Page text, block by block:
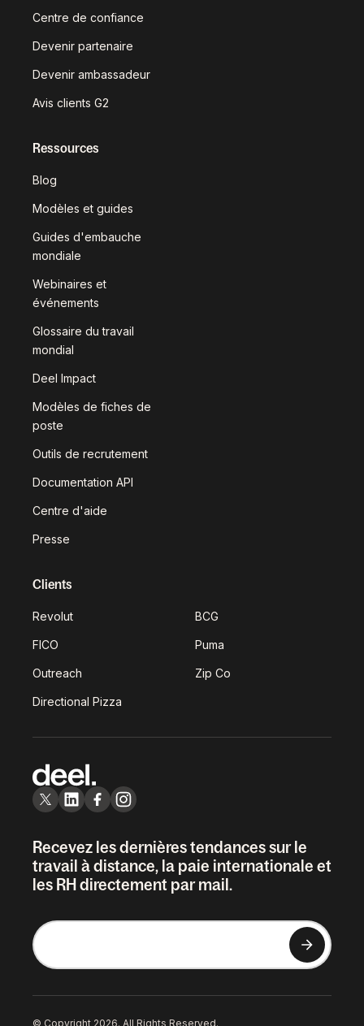
Centre de confiance
Devenir partenaire
Devenir ambassadeur
Avis clients G2
Ressources
Blog
Modèles et guides
Guides d'embauche
mondiale
Webinaires et
événements
Glossaire du travail
mondial
Deel Impact
Modèles de fiches de
poste
Outils de recrutement
Documentation API
Centre d'aide
Presse
Clients
Revolut BCG
FICO Puma
Outreach Zip Co
Directional Pizza
Recevez les dernières tendances sur le
travail à distance, la paie internationale et
les RH directement par mail.
© Copyright 2026. All Rights Reserved.